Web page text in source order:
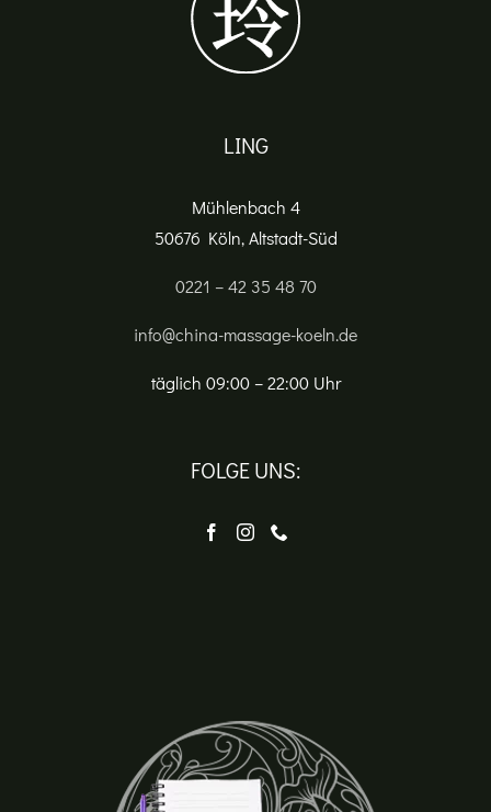
LING
Mühlenbach 4
50676 Köln, Altstadt-Süd
0221 – 42 35 48 70
info@china-massage-koeln.de
täglich 09:00 – 22:00 Uhr
FOLGE UNS: